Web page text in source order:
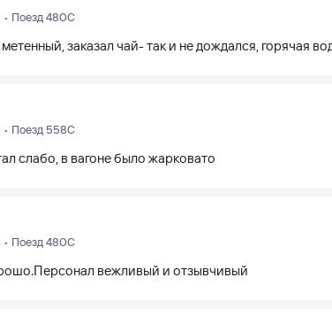
• Поезд 480С
заказал чай- так и не дождался, горячая
• Поезд 558С
слабо, в вагоне было жарковато
• Поезд 480С
вежливый и отзывчивый